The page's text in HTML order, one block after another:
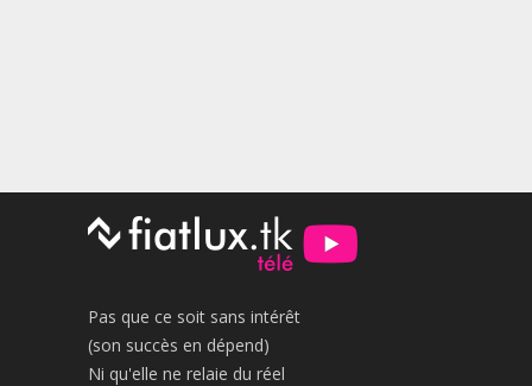
Pas que ce soit sans intérêt
(son succès en dépend)
Ni qu'elle ne relaie du réel